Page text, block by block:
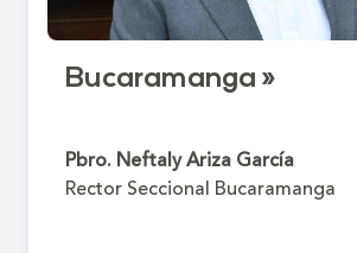
Bucaramanga »
Pbro. Neftaly Ariza García
Rector Seccional Bucaramanga